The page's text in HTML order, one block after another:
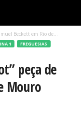
Beckett em Rio de...
1
FREGUESIAS
peça de
Mouro